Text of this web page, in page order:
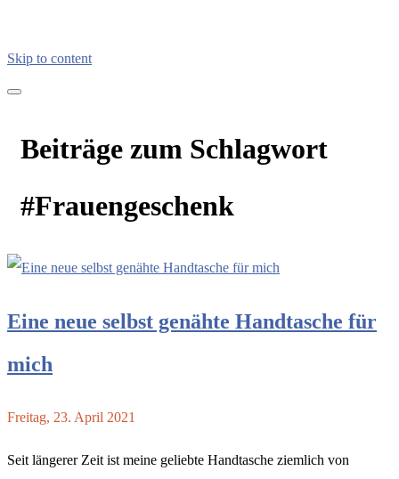
Skip to content
Beiträge zum Schlagwort
#Frauengeschenk
Eine neue selbst genähte Handtasche für
mich
Freitag, 23. April 2021
Seit längerer Zeit ist meine geliebte Handtasche ziemlich von